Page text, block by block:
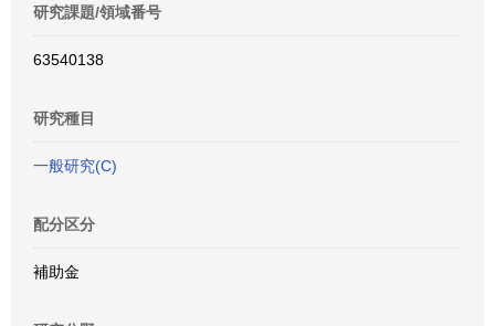
研究課題/領域番号
63540138
研究種目
一般研究(C)
配分区分
補助金